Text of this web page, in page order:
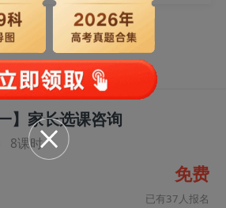
】家长选课咨询
8课时
免费
已有37人报名